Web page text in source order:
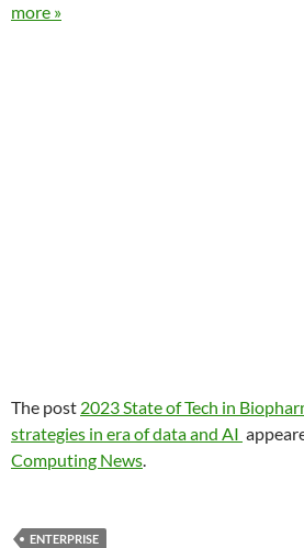
more »
The post 2023 State of Tech in
strategies in era of data and AI
Computing News.
ENTERPRISE